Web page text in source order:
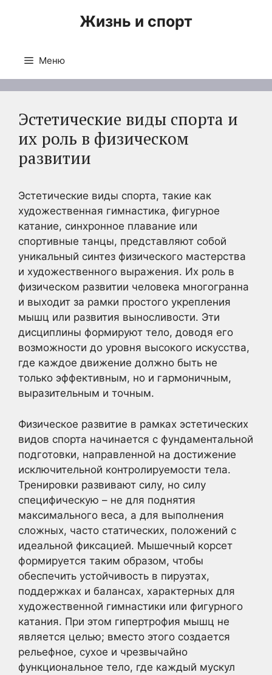
Жизнь и спорт
Меню
Эстетические виды спорта и
их роль в физическом
развитии
Эстетические виды спорта, такие как
художественная гимнастика, фигурное
катание, синхронное плавание или
спортивные танцы, представляют собой
уникальный синтез физического мастерства
и художественного выражения. Их роль в
физическом развитии человека многогранна
и выходит за рамки простого укрепления
мышц или развития выносливости. Эти
дисциплины формируют тело, доводя его
возможности до уровня высокого искусства,
где каждое движение должно быть не
только эффективным, но и гармоничным,
выразительным и точным.
Физическое развитие в рамках эстетических
видов спорта начинается с фундаментальной
подготовки, направленной на достижение
исключительной контролируемости тела.
Тренировки развивают силу, но силу
специфическую – не для поднятия
максимального веса, а для выполнения
сложных, часто статических, положений с
идеальной фиксацией. Мышечный корсет
формируется таким образом, чтобы
обеспечить устойчивость в пируэтах,
поддержках и балансах, характерных для
художественной гимнастики или фигурного
катания. При этом гипертрофия мышц не
является целью; вместо этого создается
рельефное, сухое и чрезвычайно
функциональное тело, где каждый мускул